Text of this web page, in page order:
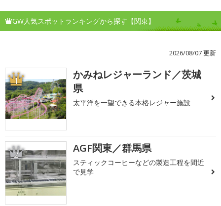
GW人気スポットランキングから探す【関東】
2026/08/07 更新
1
かみねレジャーランド／茨城
県
太平洋を一望できる本格レジャー施設
2 AGF関東／群馬県
スティックコーヒーなどの製造工程を間近
で見学